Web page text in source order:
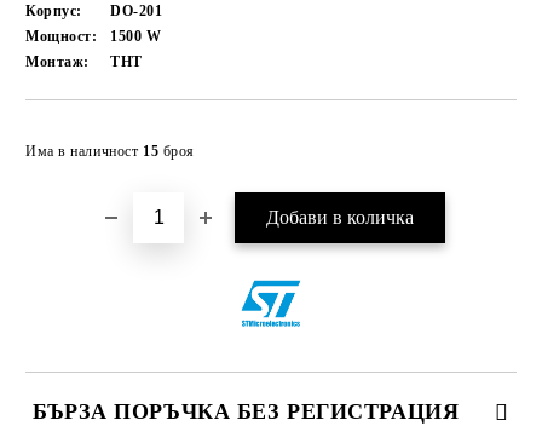
Корпус:
DO-201
Мощност:
1500 W
Монтаж:
THT
Има в наличност 15 броя
БЪРЗА ПОРЪЧКА БЕЗ РЕГИСТРАЦИЯ